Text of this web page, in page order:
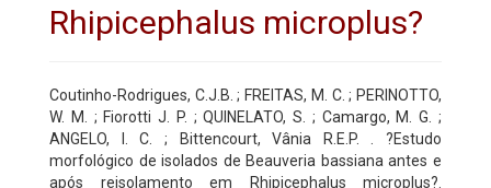
Rhipicephalus microplus?
Coutinho-Rodrigues, C.J.B. ; FREITAS, M. C. ; PERINOTTO,
W. M. ; Fiorotti J. P. ; QUINELATO, S. ; Camargo, M. G. ;
ANGELO, I. C. ; Bittencourt, Vânia R.E.P. . ?Estudo
morfológico de isolados de Beauveria bassiana antes e
após reisolamento em Rhipicephalus microplus?.